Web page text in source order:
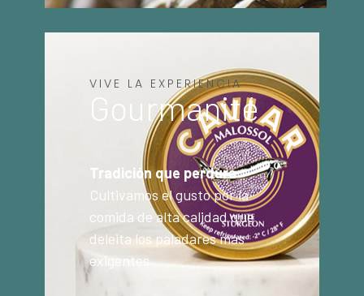
VIVE LA EXPERIENCIA
Gourmanité
Tradición que perdura
Cultivamos el gusto por la
comida de alta calidad que
deleita los paladares más
exigentes